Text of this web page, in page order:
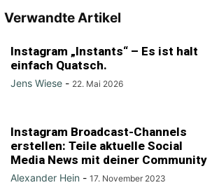
Verwandte Artikel
Instagram „Instants“ – Es ist halt
einfach Quatsch.
Jens Wiese - 22. Mai 2026
Instagram Broadcast-Channels
erstellen: Teile aktuelle Social
Media News mit deiner Community
Alexander Hein - 17. November 2023